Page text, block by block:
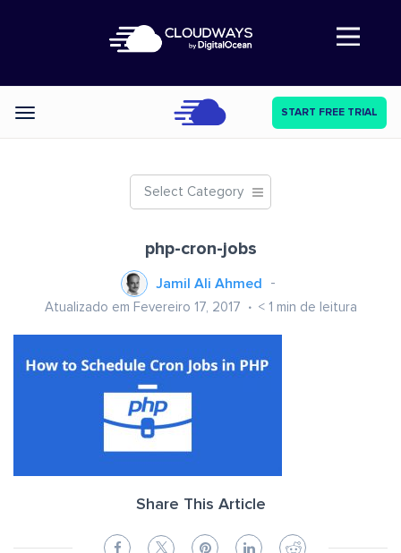
Abre a navegação
Categories START FREE TRIAL
Select Category
php-cron-jobs
Jamil Ali Ahmed
Atualizado em Fevereiro 17, 2017 < 1 min de leitura
Share This Article